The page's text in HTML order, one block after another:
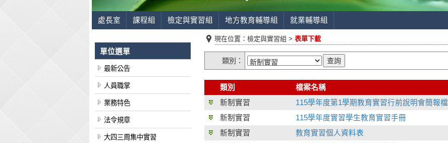
處長室 課程組 檢定與實習組 地方教育輔導組 就業輔導組
單位選單
最新公告
人員職掌
業務特色
法令規章
大四三周集中實習
現在位置： 檢定與實習組 > 表單下載
類別：
類別 檔案名稱
新制實習
115學年度第1學期教育實習行前說明會簡報檔
新制實習
115學年度實習學生教育實習手冊
新制實習
教育實習個人資料表